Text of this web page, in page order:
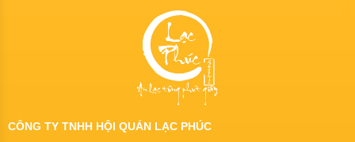
CÔNG TY TNHH HỘI QUÁN LẠC PHÚC